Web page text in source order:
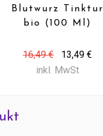
Blutwurz Tinktur
bio (100 Ml)
16,49 €
13,49 €
inkl. MwSt